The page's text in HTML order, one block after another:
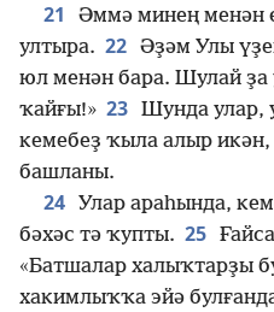
21
Әммә минең менән
ултыра. 22 Әҙәм Улы
юл менән бара. Шулай ҙа
ҡайғы!» 23 Шунда улар,
кемебеҙ ҡыла алыр
башланы.
24
Улар араһында,
бәхәс тә ҡупты. 25
«Батшалар халыҡтарҙы
хакимлыҡҡа эйә